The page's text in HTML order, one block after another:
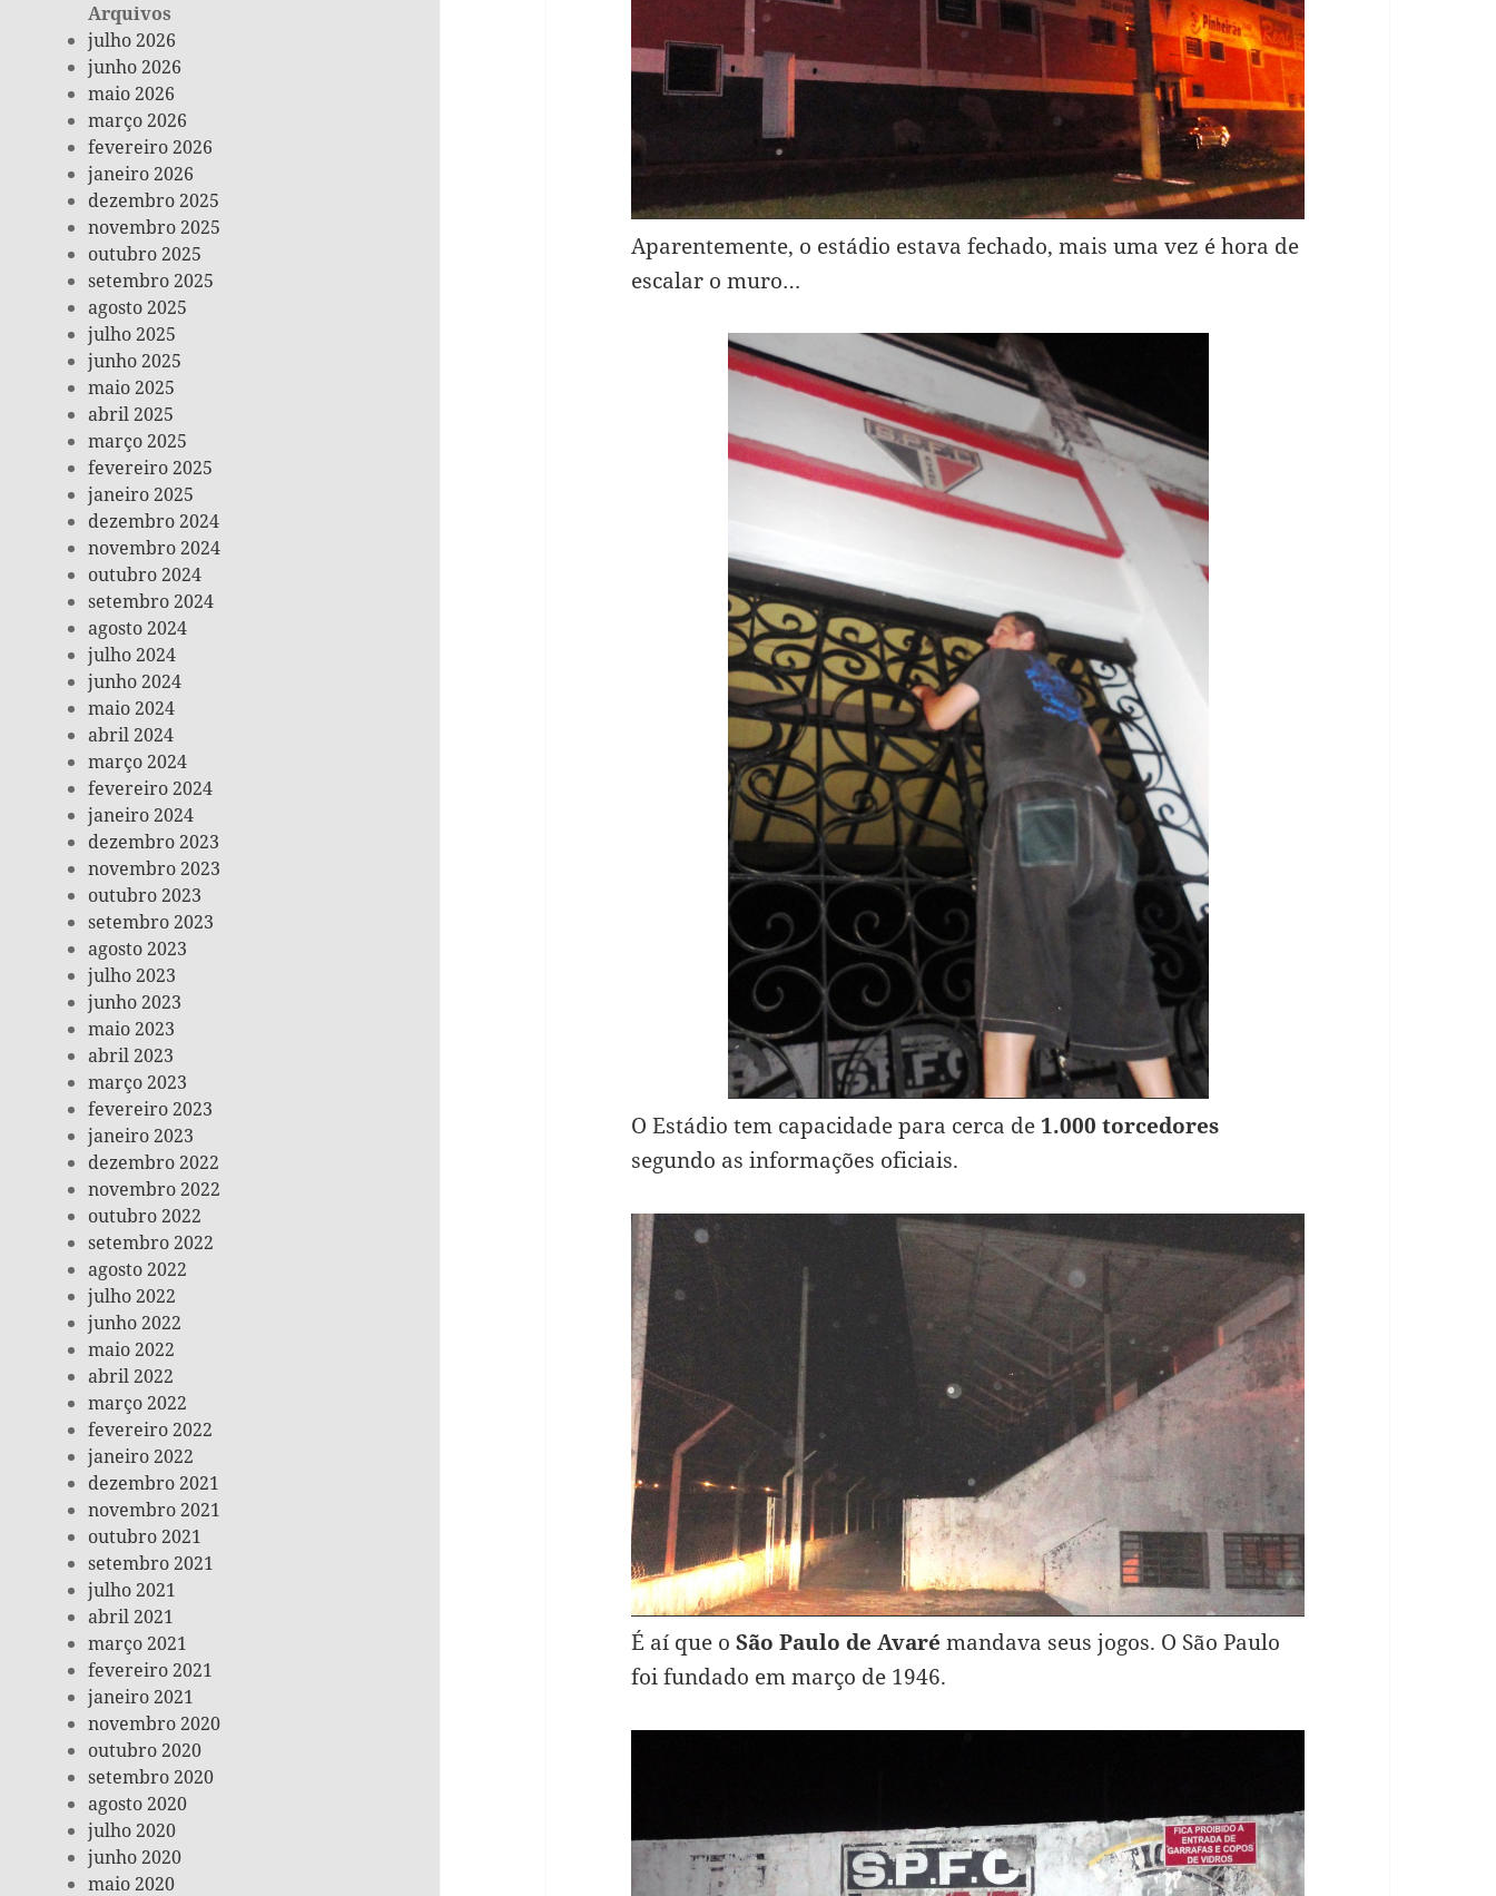
Arquivos
julho 2026
junho 2026
maio 2026
março 2026
fevereiro 2026
janeiro 2026
dezembro 2025
novembro 2025
outubro 2025
setembro 2025
agosto 2025
julho 2025
junho 2025
maio 2025
abril 2025
março 2025
fevereiro 2025
janeiro 2025
dezembro 2024
novembro 2024
outubro 2024
setembro 2024
agosto 2024
julho 2024
junho 2024
maio 2024
abril 2024
março 2024
fevereiro 2024
janeiro 2024
dezembro 2023
novembro 2023
outubro 2023
setembro 2023
agosto 2023
julho 2023
junho 2023
maio 2023
abril 2023
março 2023
fevereiro 2023
janeiro 2023
dezembro 2022
novembro 2022
outubro 2022
setembro 2022
agosto 2022
julho 2022
junho 2022
maio 2022
abril 2022
março 2022
fevereiro 2022
janeiro 2022
dezembro 2021
novembro 2021
outubro 2021
setembro 2021
julho 2021
abril 2021
março 2021
fevereiro 2021
janeiro 2021
novembro 2020
outubro 2020
setembro 2020
agosto 2020
julho 2020
junho 2020
maio 2020
Aparentemente, o estádio estava fechado, mais uma vez é hora de
escalar o muro…
O Estádio tem capacidade para cerca de 1.000 torcedores
segundo as informações oficiais.
É aí que o São Paulo de Avaré mandava seus jogos. O São Paulo
foi fundado em março de 1946.